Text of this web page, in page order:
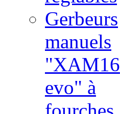
Gerbeurs
manuels
"XAM16
evo" à